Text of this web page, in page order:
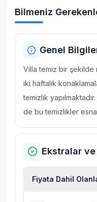
Bilmeniz
Genel
Villa temiz bir şekilde
iki haftalık
temizlik
de bu temizlikler
Ekstralar
Fiyata Dahil